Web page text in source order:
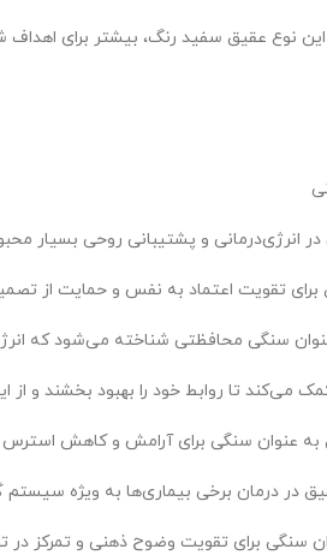
انرژی‌درمانی و پشتیبانی روحی بسیار
تقویت اعتماد به نفس و حمایت از
سنگی محافظتی شناخته می‌شود که
می‌کند تا روابط خود را بهبود بخشند و
عنوان سنگی برای آرامش و کاهش
در درمان برخی بیماری‌ها به ویژه
سنگی برای تقویت وضوح ذهنی و تمرکز